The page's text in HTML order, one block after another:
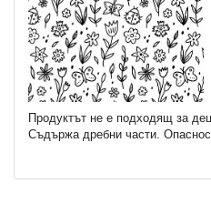
Продуктът не е подходящ за
Съдържа дребни части.